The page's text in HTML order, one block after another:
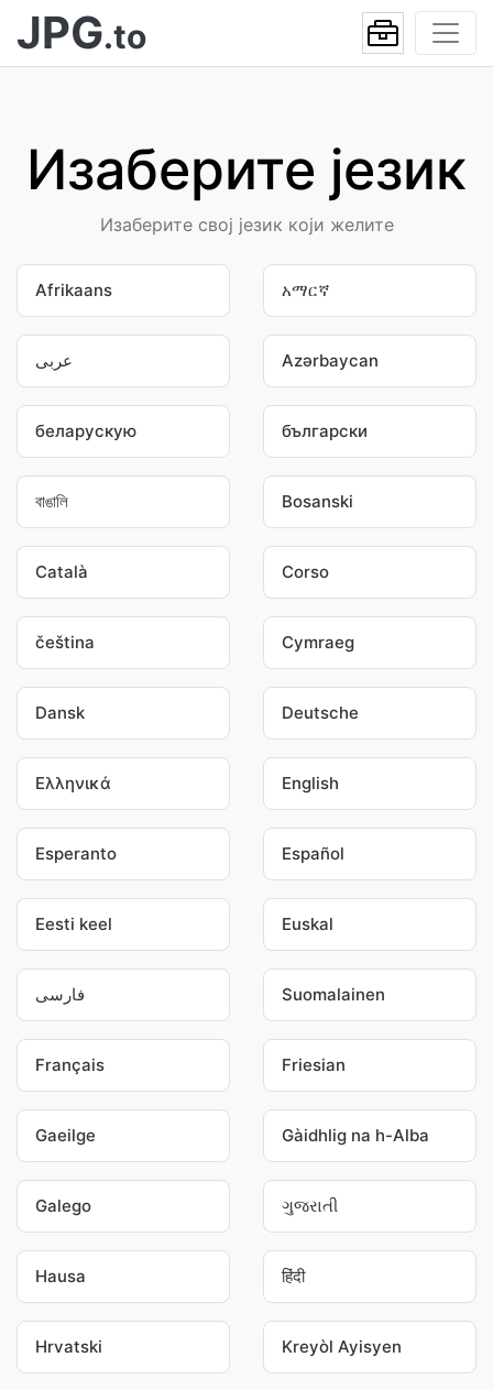
JPG.to
Изаберите језик
Изаберите свој језик који желите
Afrikaans አማርኛ
عربى Azərbaycan
беларускую български
বাঙালি Bosanski
Català Corso
čeština Cymraeg
Dansk Deutsche
Ελληνικά English
Esperanto Español
Eesti keel Euskal
فارسی Suomalainen
Français Friesian
Gaeilge Gàidhlig na h-Alba
Galego ગુજરાતી
Hausa हिंदी
Hrvatski Kreyòl Ayisyen